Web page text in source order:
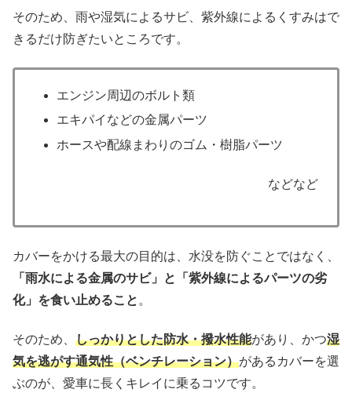
そのため、雨や湿気によるサビ、紫外線によるくすみはで
きるだけ防ぎたいところです。
エンジン周辺のボルト類
エキパイなどの金属パーツ
ホースや配線まわりのゴム・樹脂パーツ
などなど
カバーをかける最大の目的は、水没を防ぐことではなく、
「雨水による金属のサビ」と「紫外線によるパーツの劣
化」を食い止めること 。
そのため、 しっかりとした防水・撥水性能があり、かつ湿
気を逃がす通気性（ベンチレーション）があるカバーを選
ぶのが、愛車に長くキレイに乗るコツです。